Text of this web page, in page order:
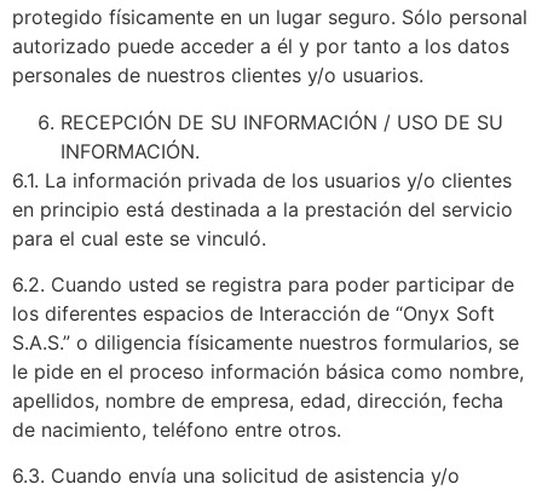
protegido físicamente en un lugar seguro. Sólo personal
autorizado puede acceder a él y por tanto a los datos
personales de nuestros clientes y/o usuarios.
RECEPCIÓN DE SU INFORMACIÓN / USO DE SU
INFORMACIÓN.
6.1. La información privada de los usuarios y/o clientes
en principio está destinada a la prestación del servicio
para el cual este se vinculó.
6.2. Cuando usted se registra para poder participar de
los diferentes espacios de Interacción de “Onyx Soft
S.A.S.” o diligencia físicamente nuestros formularios, se
le pide en el proceso información básica como nombre,
apellidos, nombre de empresa, edad, dirección, fecha
de nacimiento, teléfono entre otros.
6.3. Cuando envía una solicitud de asistencia y/o